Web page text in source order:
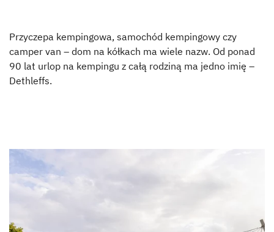
Przyczepa kempingowa, samochód kempingowy czy
camper van – dom na kółkach ma wiele nazw. Od ponad
90 lat urlop na kempingu z całą rodziną ma jedno imię –
Dethleffs.